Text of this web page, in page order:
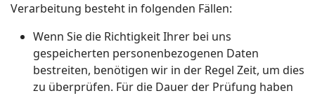
Verarbeitung besteht in folgenden Fällen:
Wenn Sie die Richtigkeit Ihrer bei uns
gespeicherten personenbezogenen Daten
bestreiten, benötigen wir in der Regel Zeit, um dies
zu überprüfen. Für die Dauer der Prüfung haben